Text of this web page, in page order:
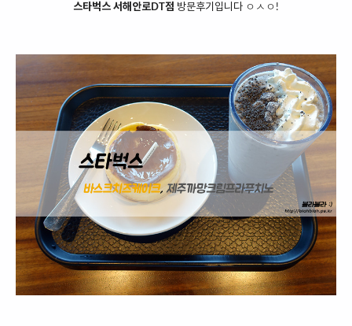
스타벅스 서해안로DT점 방문후기입니다 ㅇㅅㅇ!